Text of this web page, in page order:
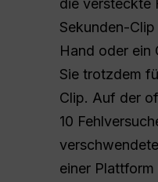
die versteckte
Sekunden-
Hand oder ein
Sie trotzdem
Clip. Auf der
10
einer